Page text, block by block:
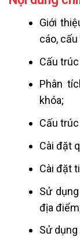
Giới
cáo,
Cấu
Phân
khóa;
Cấu
Cài đặt
Cài đặt
Sử
địa
Sử